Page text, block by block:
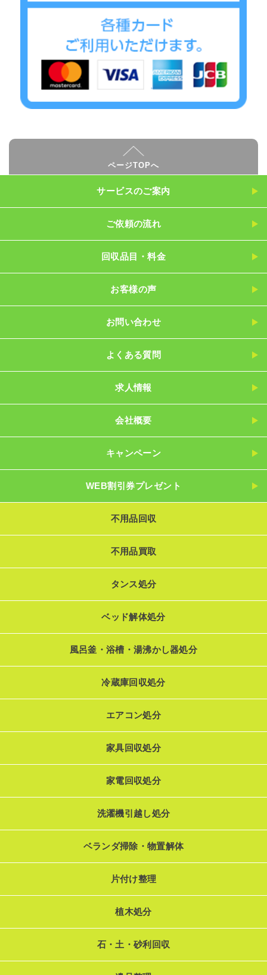
ページTOPへ
サービスのご案内
ご依頼の流れ
回収品目・料金
お客様の声
お問い合わせ
よくある質問
求人情報
会社概要
キャンペーン
WEB割引券プレゼント
不用品回収
不用品買取
タンス処分
ベッド解体処分
風呂釜・浴槽・湯沸かし器処分
冷蔵庫回収処分
エアコン処分
家具回収処分
家電回収処分
洗濯機引越し処分
ベランダ掃除・物置解体
片付け整理
植木処分
石・土・砂利回収